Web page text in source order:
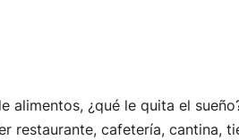
¿qué le quita el
restaurante, cafetería, cantina,